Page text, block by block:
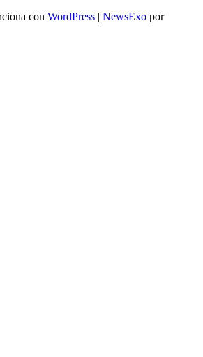
con WordPress | NewsExo por